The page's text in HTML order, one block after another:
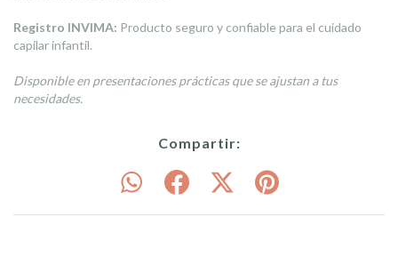
Registro INVIMA: Producto seguro y confiable para el cuidado
capilar infantil.
Disponible en presentaciones prácticas que se ajustan a tus
necesidades.
Compartir: